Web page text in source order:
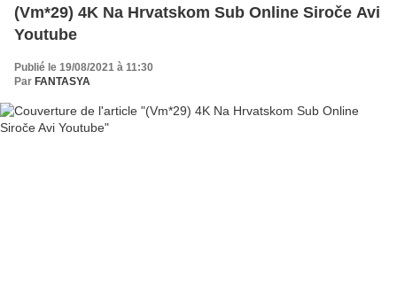
(Vm*29) 4K Na Hrvatskom Sub Online Siroče Avi
Youtube
Publié le 19/08/2021 à 11:30
Par FANTASYA